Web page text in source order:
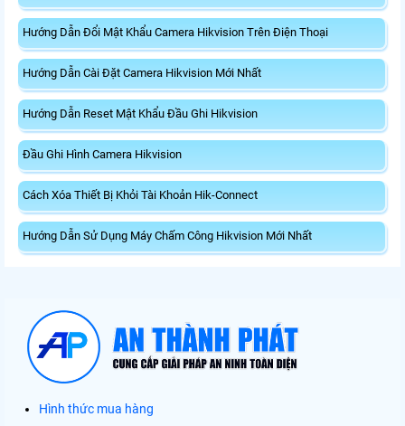
Hướng Dẫn Đổi Mật Khẩu Camera Hikvision Trên Điện Thoại
Hướng Dẫn Cài Đặt Camera Hikvision Mới Nhất
Hướng Dẫn Reset Mật Khẩu Đầu Ghi Hikvision
Đầu Ghi Hình Camera Hikvision
Cách Xóa Thiết Bị Khỏi Tài Khoản Hik-Connect
Hướng Dẫn Sử Dụng Máy Chấm Công Hikvision Mới Nhất
Hình thức mua hàng